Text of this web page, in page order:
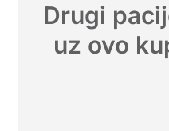
Drugi
uz ovo